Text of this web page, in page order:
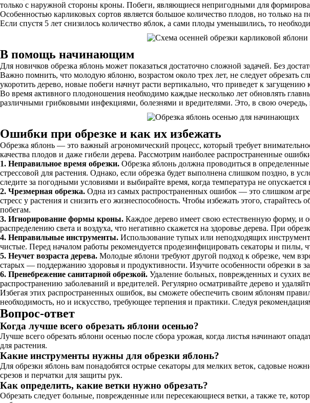
только с наружной стороны кроны. Побеги, являющиеся непригодными для
Особенностью карликовых сортов является большое количество плодов, но только
Если спустя 5 лет снизилось количество яблок, а сами плоды уменьшились, то
В помощь начинающим
Для новичков обрезка яблонь может показаться достаточно сложной задачей. Без
Важно помнить, что молодую яблоню, возрастом около трех лет, не следует
укоротить дерево, новые побеги начнут расти вертикально, что приведет к
Во время активного плодоношения необходимо каждые несколько лет обновлять
различными грибковыми инфекциями, болезнями и вредителями. Это, в свою очередь,
Ошибки при обрезке и как их избежать
Обрезка яблонь — это важный агрономический процесс, который требует
качества плодов и даже гибели дерева. Рассмотрим наиболее распространенные
1. Неправильное время обрезки. Обрезка яблонь должна проводиться в
стрессовой для растения. Однако, если обрезка будет выполнена слишком поздно, в
следите за погодными условиями и выбирайте время, когда температура не опускается
2. Чрезмерная обрезка. Одна из самых распространенных ошибок — это слишком
стресс у растения и снизить его жизнеспособность. Чтобы избежать этого,
побегам.
3. Игнорирование формы кроны. Каждое дерево имеет свою естественную форму, и
распределению света и воздуха, что негативно скажется на здоровье дерева. При
4. Неправильные инструменты. Использование тупых или неподходящих
чистые. Перед началом работы рекомендуется продезинфицировать секаторы и пилы,
5. Неучет возраста дерева. Молодые яблони требуют другой подход к обрезке, чем
старых — поддержанию здоровья и продуктивности. Изучите особенности обрезки в
6. Пренебрежение санитарной обрезкой. Удаление больных, поврежденных и сухих
распространению заболеваний и вредителей. Регулярно осматривайте дерево и
Избегая этих распространенных ошибок, вы сможете обеспечить своим яблоням
необходимость, но и искусство, требующее терпения и практики. Следуя
Вопрос-ответ
Когда лучше всего обрезать яблони осенью?
Лучше всего обрезать яблони осенью после сбора урожая, когда листья начинают
для растения.
Какие инструменты нужны для обрезки яблонь?
Для обрезки яблонь вам понадобятся острые секаторы для мелких веток, садовые
срезов и перчатки для защиты рук.
Как определить, какие ветки нужно обрезать?
Обрезать следует больные, поврежденные или пересекающиеся ветки, а также те,